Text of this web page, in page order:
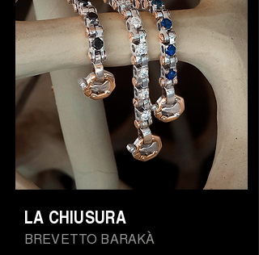
BREVETTO BARAKÀ
LA CHIUSURA